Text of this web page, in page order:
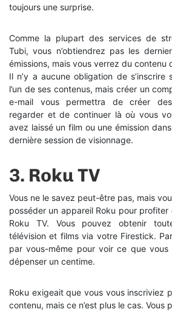
toujours une surprise.
Comme la plupart des services de
Tubi, vous n’obtiendrez pas les
émissions, mais vous verrez du contenu
Il n’y a aucune obligation de
l’un de ses contenus, mais créer un
e-mail vous permettra de créer des
regarder et de continuer là où vous
avez laissé un film ou une émission
dernière session de visionnage.
3. Roku TV
Vous ne le savez peut-être pas, mais
posséder un appareil Roku pour
Roku TV. Vous pouvez obtenir
télévision et films via votre Firestick.
par vous-même pour voir ce que
dépenser un centime.
Roku exigeait que vous vous inscriviez
contenu, mais ce n’est plus le cas. Vous